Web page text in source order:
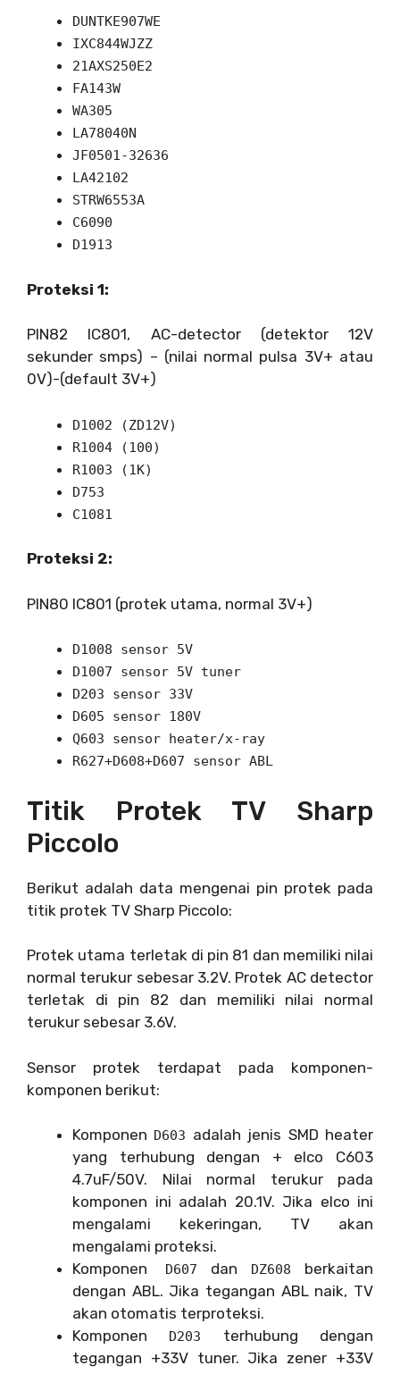
DUNTKE907WE
IXC844WJZZ
21AXS250E2
FA143W
WA305
LA78040N
JF0501-32636
LA42102
STRW6553A
C6090
D1913
Proteksi 1:
PIN82 IC801, AC-detector (detektor 12V
sekunder smps) – (nilai normal pulsa 3V+ atau
0V)-(default 3V+)
D1002 (ZD12V)
R1004 (100)
R1003 (1K)
D753
C1081
Proteksi 2:
PIN80 IC801 (protek utama, normal 3V+)
D1008 sensor 5V
D1007 sensor 5V tuner
D203 sensor 33V
D605 sensor 180V
Q603 sensor heater/x-ray
R627+D608+D607 sensor ABL
Titik Protek TV Sharp
Piccolo
Berikut adalah data mengenai pin protek pada
titik protek TV Sharp Piccolo:
Protek utama terletak di pin 81 dan memiliki nilai
normal terukur sebesar 3.2V. Protek AC detector
terletak di pin 82 dan memiliki nilai normal
terukur sebesar 3.6V.
Sensor protek terdapat pada komponen-
komponen berikut:
Komponen D603 adalah jenis SMD heater
yang terhubung dengan + elco C603
4.7uF/50V. Nilai normal terukur pada
komponen ini adalah 20.1V. Jika elco ini
mengalami kekeringan, TV akan
mengalami proteksi.
Komponen D607 dan DZ608
berkaitan
dengan ABL. Jika tegangan ABL naik, TV
akan otomatis terproteksi.
Komponen D203
terhubung dengan
tegangan +33V tuner. Jika zener +33V